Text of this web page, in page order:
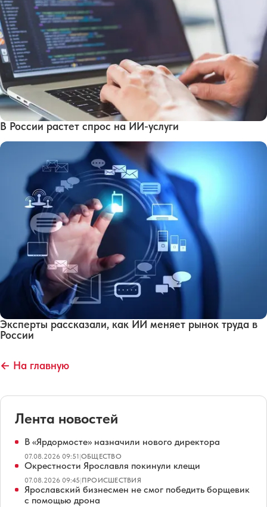
В России растет спрос на ИИ-услуги
Эксперты рассказали, как ИИ меняет рынок труда в
России
← На главную
Лента новостей
В «Ярдормосте» назначили нового директора
07.08.2026 09:51|ОБЩЕСТВО
Окрестности Ярославля покинули клещи
07.08.2026 09:45|ПРОИСШЕСТВИЯ
Ярославский бизнесмен не смог победить борщевик
с помощью дрона